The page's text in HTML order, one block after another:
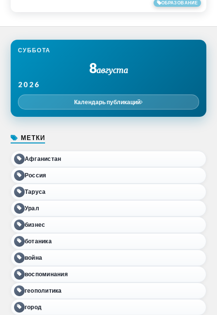
ОБРАЗОВАНИЕ
СУББОТА
8августа
2026
Календарь публикаций
МЕТКИ
Афганистан
Россия
Таруса
Урал
бизнес
ботаника
война
воспоминания
геополитика
город